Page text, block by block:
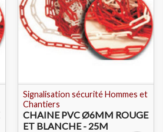
Signalisation sécurité Hommes et
Chantiers
CHAINE PVC Ø6MM ROUGE
ET BLANCHE - 25M